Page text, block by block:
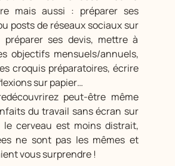
mais aussi : préparer ses
posts de réseaux sociaux sur
préparer ses devis, mettre à
objectifs mensuels/annuels,
croquis préparatoires, écrire
sur papier…
peut-être même
du travail sans écran sur
le cerveau est moins distrait,
ne sont pas les mêmes et
vous surprendre !